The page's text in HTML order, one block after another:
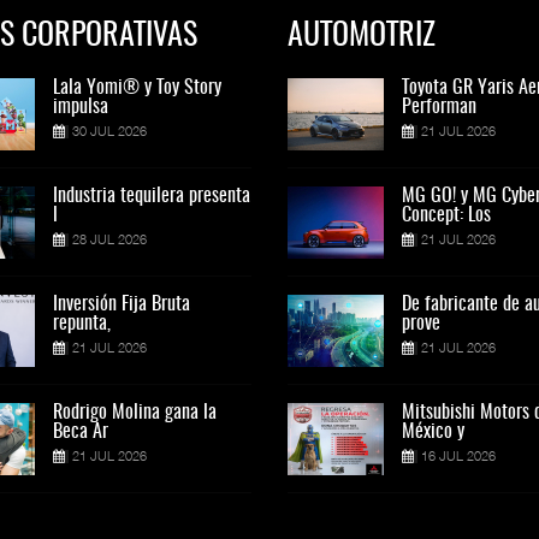
CORPORATIVAS
Lala Yomi® y Toy Story
impulsa
30 JUL 2026
Industria tequilera presenta
28 JUL 2026
Inversión Fija Bruta
repunta,
21 JUL 2026
Rodrigo Molina gana la
Beca Ar
21 JUL 2026
Lala Yomi® y Toy
impulsa
30 JUL 2026
Industria tequilera
28 JUL 2026
Inversión Fija Bruta
repunta,
21 JUL 2026
Rodrigo Molina gana
Beca Ar
21 JUL 2026
AUTOMOTRIZ
Toyota GR Yaris Aero
Performan
21 JUL 2026
MG GO! y MG Cyber
21 JUL 2026
De fabricante de autos a
prove
21 JUL 2026
Mitsubishi Motors de
México y
16 JUL 2026
Toyota GR Yaris
Performan
21 JUL 2026
MG GO! y MG
Concept: Los
21 JUL 2026
De fabricante de
prove
21 JUL 2026
Mitsubishi Motors
México y
16 JUL 2026